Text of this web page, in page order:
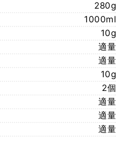
280g
1000ml
10g
適量
適量
10g
2個
適量
適量
適量